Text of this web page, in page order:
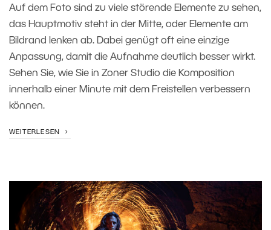
Auf dem Foto sind zu viele störende Elemente zu sehen,
das Hauptmotiv steht in der Mitte, oder Elemente am
Bildrand lenken ab. Dabei genügt oft eine einzige
Anpassung, damit die Aufnahme deutlich besser wirkt.
Sehen Sie, wie Sie in Zoner Studio die Komposition
innerhalb einer Minute mit dem Freistellen verbessern
können.
WEITERLESEN